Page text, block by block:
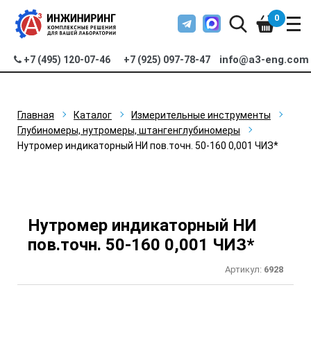
+7 (495) 120-07-46 +7 (925) 097-78-47 info@a3-eng.com
0
Главная Каталог
Измерительные инструменты
Глубиномеры, нутромеры, штангенглубиномеры
Нутромер индикаторный НИ пов.точн. 50-160 0,001 ЧИЗ*
Нутромер индикаторный НИ
пов.точн. 50-160 0,001 ЧИЗ*
Артикул: 6928